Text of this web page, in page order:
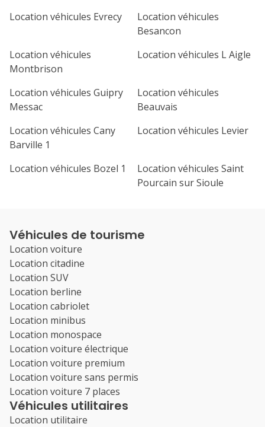
Location véhicules Evrecy
Location véhicules
Besancon
Location véhicules
Montbrison
Location véhicules L Aigle
Location véhicules Guipry
Messac
Location véhicules
Beauvais
Location véhicules Cany
Barville 1
Location véhicules Levier
Location véhicules Bozel 1
Location véhicules Saint
Pourcain sur Sioule
Véhicules de tourisme
Location voiture
Location citadine
Location SUV
Location berline
Location cabriolet
Location minibus
Location monospace
Location voiture électrique
Location voiture premium
Location voiture sans permis
Location voiture 7 places
Véhicules utilitaires
Location utilitaire